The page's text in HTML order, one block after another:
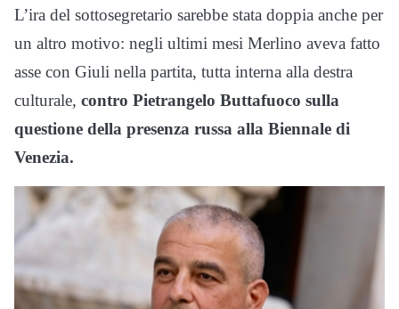
L’ira del sottosegretario sarebbe stata doppia anche per
un altro motivo: negli ultimi mesi Merlino aveva fatto
asse con Giuli nella partita, tutta interna alla destra
culturale, contro Pietrangelo Buttafuoco sulla
questione della presenza russa alla Biennale di
Venezia.